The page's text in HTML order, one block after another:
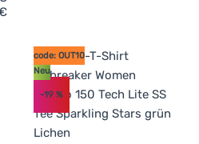
T-Shirt Icebreaker Men Merino
code: OUT10
Neu
-19%